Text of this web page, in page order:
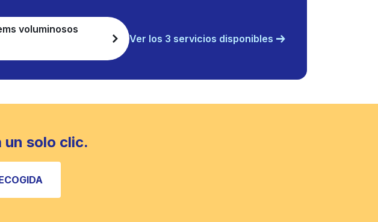
voluminosos
Ver los 3 servicios disponibles
un solo clic.